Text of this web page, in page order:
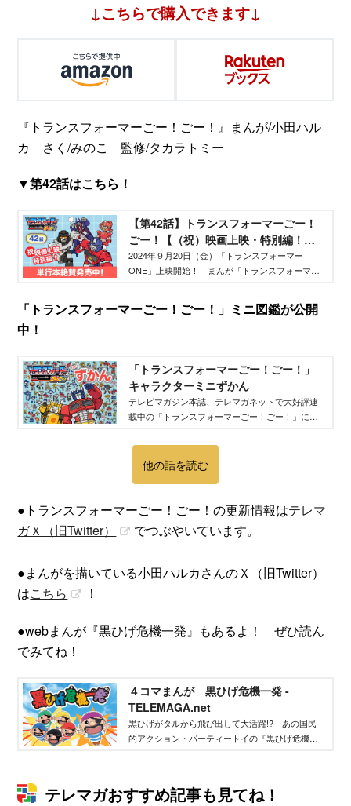
↓こちらで購入できます↓
『トランスフォーマーごー！ごー！』まんが/小田ハル
カ さく/みのこ 監修/タカラトミー
▼第42話はこちら！
【第42話】トランスフォーマーごー！
ごー！【（祝）映画上映・特別編！】 -
TELEMAGA.net｜講談社
2024年９月20日（金）「トランスフォーマー
ONE」上映開始！ まんが「トランスフォーマー
「トランスフォーマーごー！ごー！」ミニ図鑑が公開
中！
「トランスフォーマーごー！ごー！」
キャラクターミニずかん
テレビマガジン本誌、テレマガネットで大好評連
載中の「トランスフォーマーごー！ごー！」に登
他の話を読む
●トランスフォーマーごー！ごー！の更新情報はテレマ
ガＸ（旧Twitter）
​でつぶやいています。
●まんがを描いている小田ハルカさんのＸ（旧Twitter）
はこちら ！
●webまんが『黒ひげ危機一発』もあるよ！ ぜひ読ん
でみてね！
４コマまんが 黒ひげ危機一発 -
TELEMAGA.net
黒ひげがタルから飛び出して大活躍!? あの国民
的アクション・パーティートイの『黒ひげ危機一
テレマガおすすめ記事も見てね！